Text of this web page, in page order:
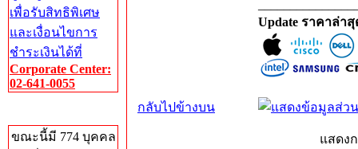
เพื่อรับสิทธิพิเศษ
และเงื่อนไขการ
ชำระเงินได้ที่
Corporate Center:
02-641-0055
ขณะนี้มี 774 บุคคล
Update ราคาล่า
กลับไปข้างบน
แสดง